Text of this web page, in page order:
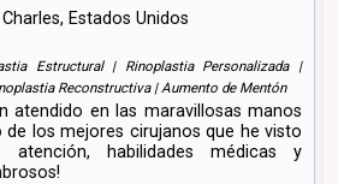
Charles, Estados Unidos
Estructural | Rinoplastia Personalizada |
Reconstructiva | Aumento de Mentón
atendido en las maravillosas manos
de los mejores cirujanos que he visto
habilidades médicas y